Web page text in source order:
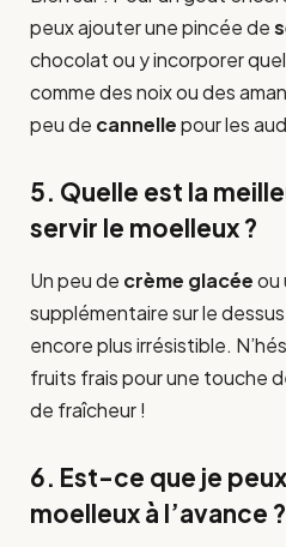
peux ajouter une pincée de
chocolat ou y incorporer
comme des noix ou des
peu de cannellepour les
5. Quelle est la
servir le moelleux ?
Un peu de crème glacéeou
supplémentaire sur le
encore plus irrésistible.
fruits frais pour une touche
de fraîcheur !
6. Est-ce que je
moelleux à l’avance ?